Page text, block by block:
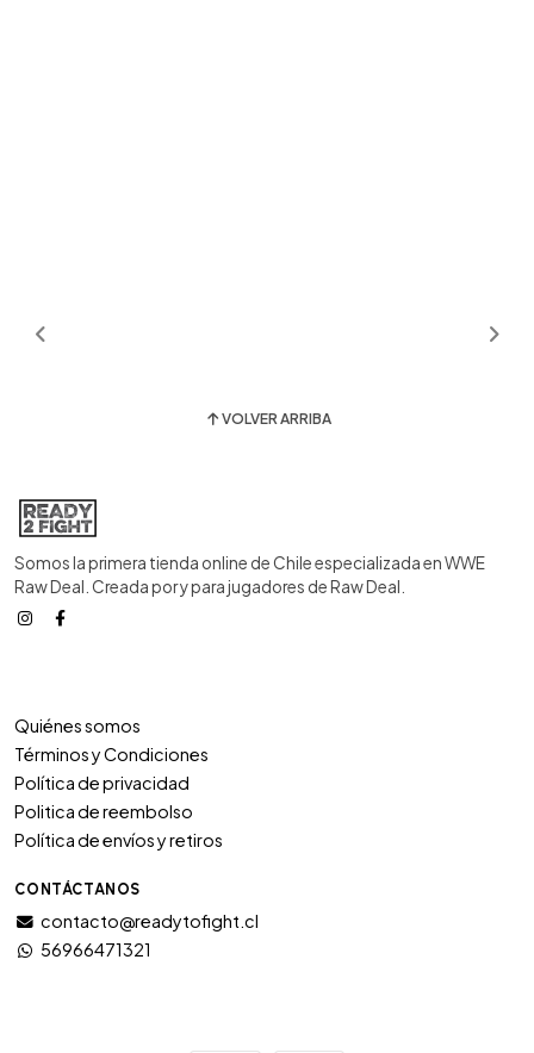
VOLVER ARRIBA
Somos la primera tienda online de Chile especializada en WWE
Raw Deal. Creada por y para jugadores de Raw Deal.
Quiénes somos
Términos y Condiciones
Política de privacidad
Politica de reembolso
Política de envíos y retiros
CONTÁCTANOS
contacto@readytofight.cl
56966471321